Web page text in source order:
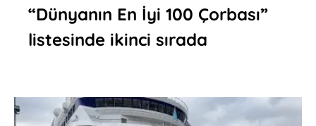
“Dünyanın En İyi 100 Çorbası”
listesinde ikinci sırada